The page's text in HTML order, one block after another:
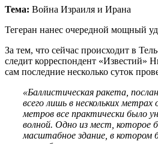
Тема: Война Израиля и Ирана
Тегеран нанес очередной мощный
За тем, что сейчас происходит в
следит корреспондент «Известий»
сам последние несколько суток
«Баллистическая ракета,
всего лишь в нескольких
метров все практически было
волной. Одно из мест, которое
масштабное здание, в котором